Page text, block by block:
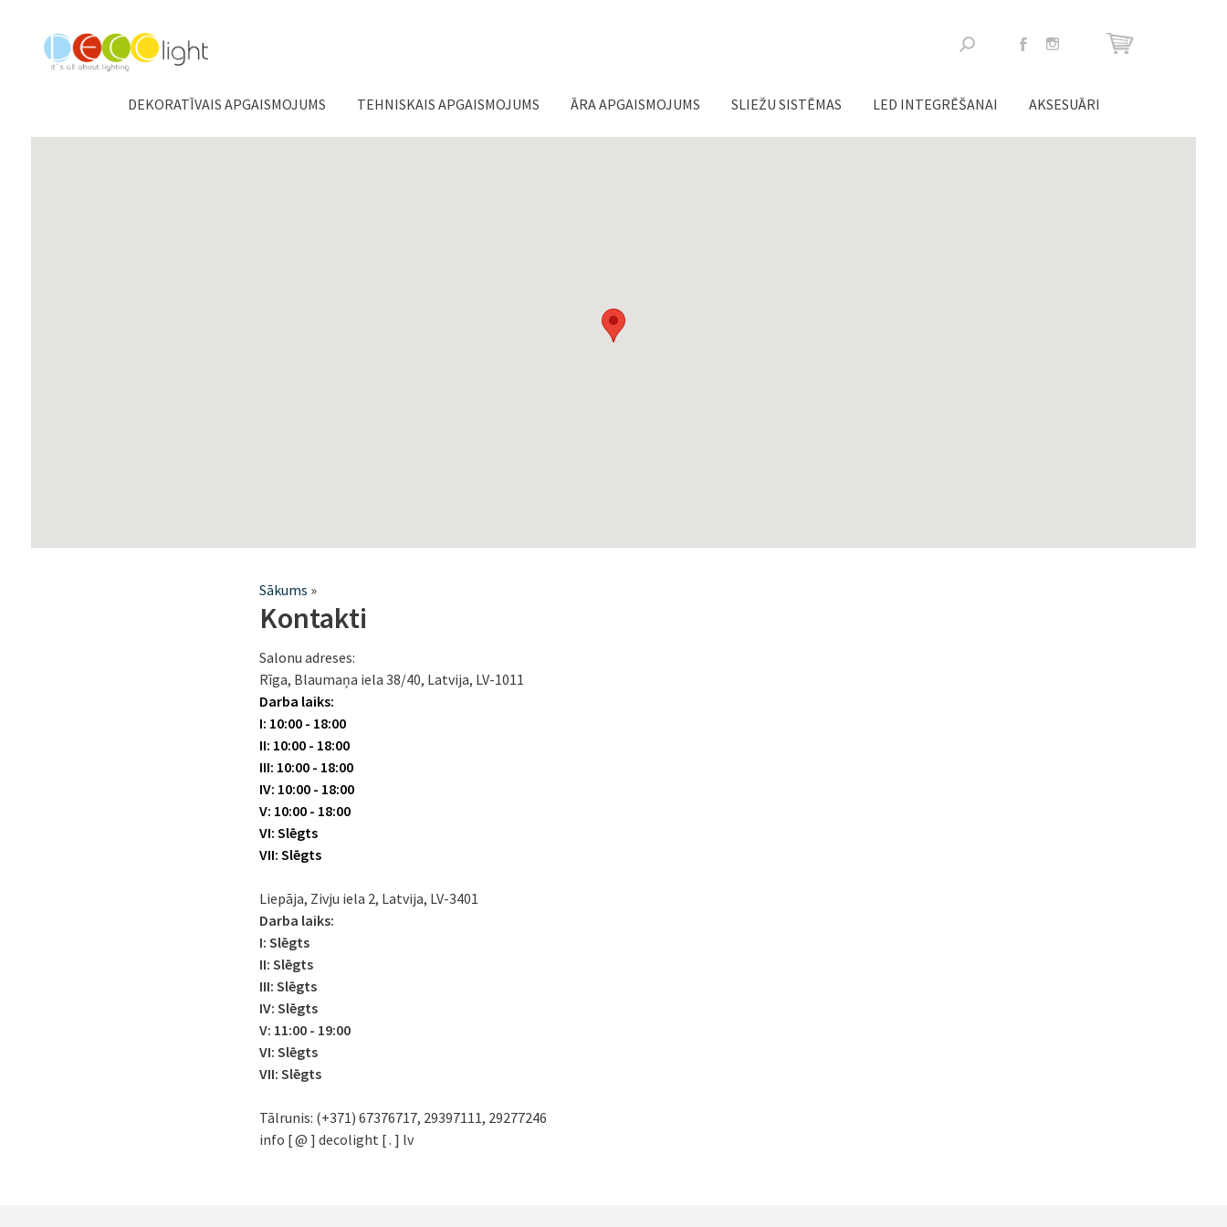
Meklēšanas
DEKORATĪVAIS APGAISMOJUMS TEHNISKAIS APGAISMOJUMS ĀRA APGAISMOJUMS SLIEŽU SISTĒMAS LED INTEGRĒŠANAI AKSESUĀRI
Jūs
atrodaties
šeit
Sākums »
Kontakti
Salonu adreses:
Rīga, Blaumaņa iela 38/40, Latvija, LV-1011
Darba laiks:
I: 10:00 - 18:00
II: 10:00 - 18:00
III: 10:00 - 18:00
IV: 10:00 - 18:00
V: 10:00 - 18:00
VI: Slēgts
VII: Slēgts
Liepāja, Zivju iela 2, Latvija, LV-3401
Darba laiks:
I: Slēgts
II: Slēgts
III: Slēgts
IV: Slēgts
V: 11:00 - 19:00
VI: Slēgts
VII: Slēgts
Tālrunis: (+371) 67376717, 29397111, 29277246
info [ @ ] decolight [ . ] lv